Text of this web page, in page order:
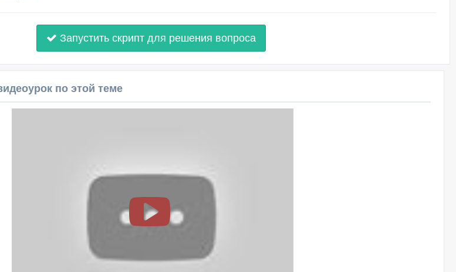
Запустить скрипт для решения вопроса
по этой теме